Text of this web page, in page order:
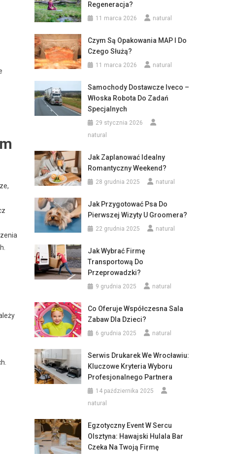
Regeneracja?
11 marca 2026 natural
Czym Są Opakowania MAP I Do
Czego Służą?
11 marca 2026 natural
Samochody Dostawcze Iveco –
Włoska Robota Do Zadań
Specjalnych
29 stycznia 2026
natural
Jak Zaplanować Idealny
Romantyczny Weekend?
28 grudnia 2025 natural
Jak Przygotować Psa Do
Pierwszej Wizyty U Groomera?
22 grudnia 2025 natural
Jak Wybrać Firmę
Transportową Do
Przeprowadzki?
9 grudnia 2025 natural
Co Oferuje Współczesna Sala
Zabaw Dla Dzieci?
6 grudnia 2025 natural
Serwis Drukarek We Wrocławiu:
Kluczowe Kryteria Wyboru
Profesjonalnego Partnera
14 października 2025
natural
Egzotyczny Event W Sercu
Olsztyna: Hawajski Hulala Bar
Czeka Na Twoją Firmę